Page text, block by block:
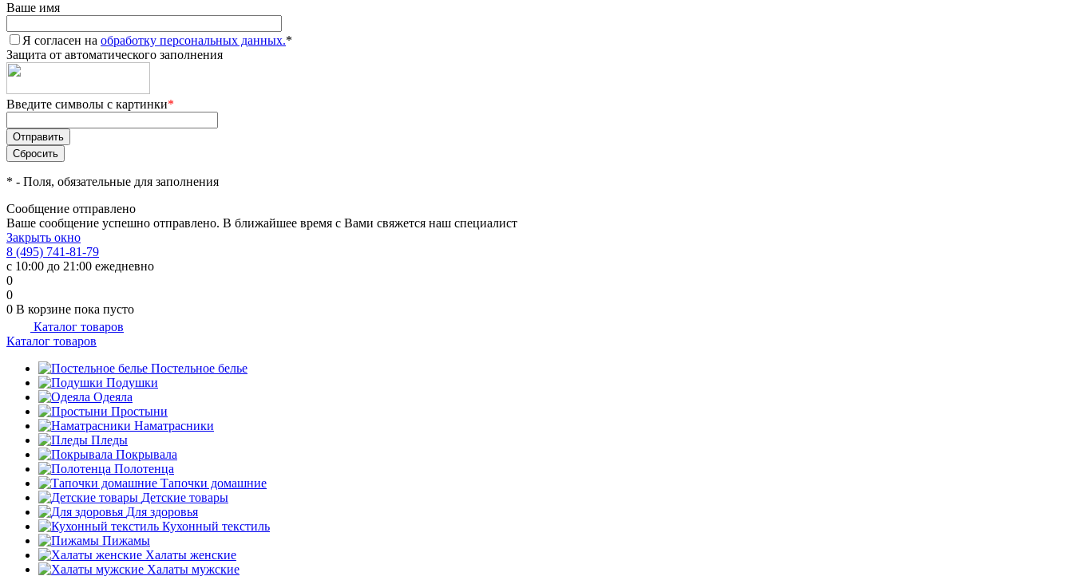
Ваше имя
Я согласен на обработку персональных данных.*
Защита от автоматического заполнения
Введите символы с картинки*
* - Поля, обязательные для заполнения
Сообщение отправлено
Ваше сообщение успешно отправлено. В ближайшее время с Вами свяжется наш специалист
Закрыть окно
8 (495) 741-81-79
с 10:00 до 21:00 ежедневно
0
0
0 В корзине пока пусто
Каталог товаров
Каталог товаров
Постельное белье
Подушки
Одеяла
Простыни
Наматрасники
Пледы
Покрывала
Полотенца
Тапочки домашние
Детские товары
Для здоровья
Кухонный текстиль
Пижамы
Халаты женские
Халаты мужские